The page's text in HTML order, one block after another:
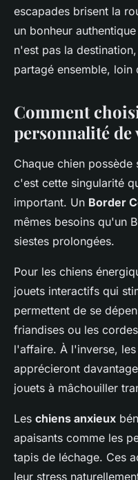
escapades brisent la
un bonheur
n'est pas la
partagé ensemble,
Comment
personnalité de
Chaque chien
c'est cette singularité
important. Un Border
mêmes besoins qu'un
siestes prolongées.
Pour les chiens
jouets interactifs qui
permettent de se
friandises ou les
l'affaire. À l'inverse,
apprécieront
jouets à mâchouiller
Les chiens anxieux
apaisants comme les
tapis de léchage. Ces
leur stress